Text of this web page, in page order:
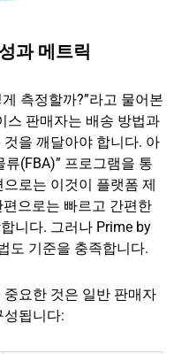
과 메트릭
측정할까?”라고 물어본
스 판매자는 배송 방법과
을 깨달아야 합니다. 아
(FBA)” 프로그램을 통
로는 이것이 플랫폼 제
으로는 빠르고 간편한
니다. 그러나 Prime by
도 기준을 충족합니다.
중요한 것은 일반 판매자
성됩니다: